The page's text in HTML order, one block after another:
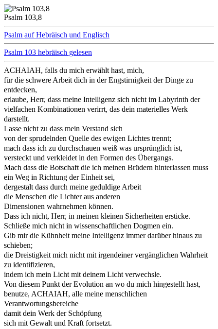
Psalm 103,8
Psalm auf Hebräisch und Englisch
Psalm 103 hebräisch gelesen
ACHAIAH, falls du mich erwählt hast, mich,
für die schwere Arbeit dich in der Engstirnigkeit der Dinge zu
entdecken,
erlaube, Herr, dass meine Intelligenz sich nicht im Labyrinth der
vielfachen Kombinationen verirrt, das dein materielles Werk
darstellt.
Lasse nicht zu dass mein Verstand sich
von der sprudelnden Quelle des ewigen Lichtes trennt;
mach dass ich zu durchschauen weiß was ursprünglich ist,
versteckt und verkleidet in den Formen des Übergangs.
Mach dass die Botschaft die ich meinen Brüdern hinterlassen muss
ein Weg in Richtung der Einheit sei,
dergestalt dass durch meine geduldige Arbeit
die Menschen die Lichter aus anderen
Dimensionen wahrnehmen können.
Dass ich nicht, Herr, in meinen kleinen Sicherheiten ersticke.
Schließe mich nicht in wissenschaftlichen Dogmen ein.
Gib mir die Kühnheit meine Intelligenz immer darüber hinaus zu
schieben;
die Dreistigkeit mich nicht mit irgendeiner vergänglichen Wahrheit
zu identifizieren,
indem ich mein Licht mit deinem Licht verwechsle.
Von diesem Punkt der Evolution an wo du mich hingestellt hast,
benutze, ACHAIAH, alle meine menschlichen
Verantwortungsbereiche
damit dein Werk der Schöpfung
sich mit Gewalt und Kraft fortsetzt.